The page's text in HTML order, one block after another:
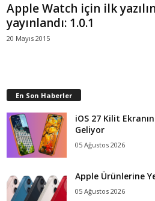
Apple Watch için ilk
yayınlandı: 1.0.1
20 Mayıs 2015
En Son Haberler
iOS 27 Kilit
Geliyor
05 Ağustos 2026
Apple Ürünlerine
05 Ağustos 2026